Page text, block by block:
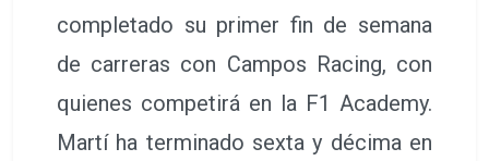
completado su primer fin de semana
de carreras con Campos Racing, con
quienes competirá en la F1 Academy.
Martí ha terminado sexta y décima en